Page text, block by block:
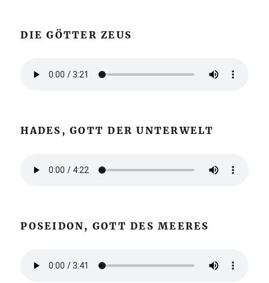
DIE GÖTTER ZEUS
HADES, GOTT DER UNTERWELT
POSEIDON, GOTT DES MEERES